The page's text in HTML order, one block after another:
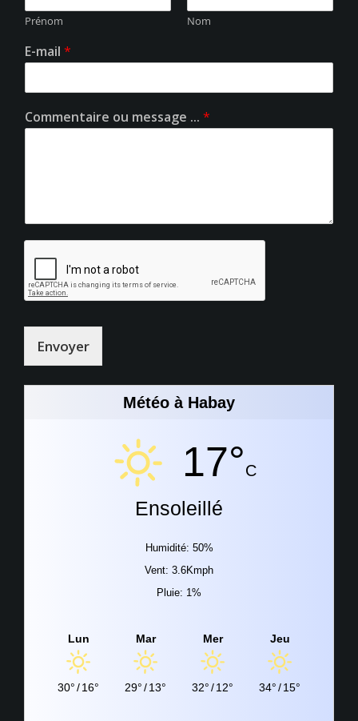
Prénom Nom
E-mail *
Commentaire ou message ... *
Envoyer
Météo à Habay
17°C
Ensoleillé
Humidité: 50%
Vent: 3.6Kmph
Pluie: 1%
Lun
30°/16°
Mar
29°/13°
Mer
32°/12°
Jeu
34°/15°